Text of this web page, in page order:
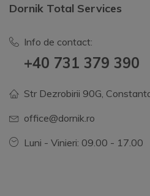
Dornik Total Services
Info de contact:
+40 731 379 390
Str Dezrobirii 90G,
office@dornik.ro
Luni - Vinieri: 09.00 - 17.00